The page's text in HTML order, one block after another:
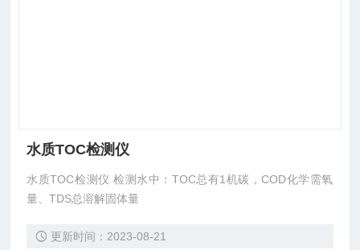
水质TOC检测仪
水质TOC检测仪 检测水中：TOC总有1机碳，COD化学需氧
量、TDS总溶解固体量
更新时间：2023-08-21